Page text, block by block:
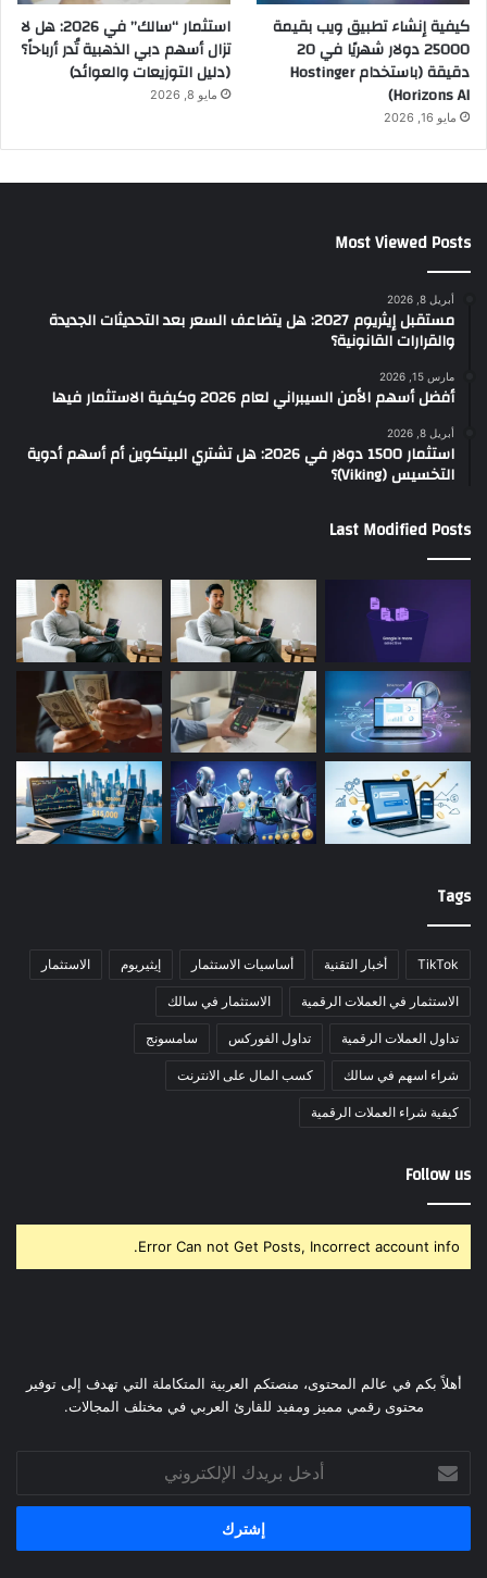
كيفية إنشاء تطبيق ويب بقيمة
25000 دولار شهريًا في 20
دقيقة (باستخدام Hostinger
Horizons AI)
مايو 16, 2026
استثمار “سالك” في 2026: هل لا
تزال أسهم دبي الذهبية تُدر أرباحاً؟
(دليل التوزيعات والعوائد)
مايو 8, 2026
Most Viewed Posts
أبريل 8, 2026
مستقبل إيثريوم 2027: هل يتضاعف السعر بعد التحديثات الجديدة
والقرارات القانونية؟
مارس 15, 2026
أفضل أسهم الأمن السيبراني لعام 2026 وكيفية الاستثمار فيها
أبريل 8, 2026
استثمار 1500 دولار في 2026: هل تشتري البيتكوين أم أسهم أدوية
التخسيس (Viking)؟
Last Modified Posts
Tags
TikTok أخبار التقنية أساسيات الاستثمار إيثيريوم الاستثمار
الاستثمار في العملات الرقمية الاستثمار في سالك
تداول العملات الرقمية تداول الفوركس سامسونج
شراء اسهم في سالك كسب المال على الانترنت
كيفية شراء العملات الرقمية
Follow us
Error Can not Get Posts, Incorrect account info.
أهلاً بكم في عالم المحتوى، منصتكم العربية المتكاملة التي تهدف إلى توفير
محتوى رقمي مميز ومفيد للقارئ العربي في مختلف المجالات.
بريدك
الإلكتروني